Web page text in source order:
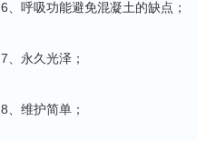
6、呼吸功能避免混凝土的缺点；
7、永久光泽；
8、维护简单；